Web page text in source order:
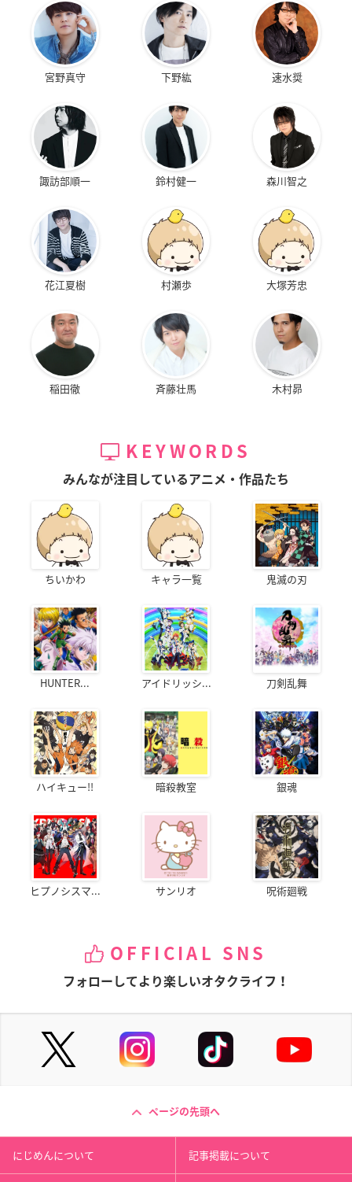
宮野真守 下野紘 速水奨
諏訪部順一 鈴村健一 森川智之
花江夏樹 村瀬歩 大塚芳忠
稲田徹 斉藤壮馬 木村昴
KEYWORDS
みんなが注目しているアニメ・作品たち
ちいかわ キャラ一覧 鬼滅の刃
HUNTER... アイドリッシ... 刀剣乱舞
ハイキュー!! 暗殺教室 銀魂
ヒプノシスマ... サンリオ 呪術廻戦
OFFICIAL SNS
フォローしてより楽しいオタクライフ！
ページの先頭へ
にじめんについて 記事掲載について